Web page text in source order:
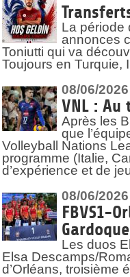
La période
annonces
Toniutti qui va
Toujours en Turquie,
08/06/2026
VNL : Au
Après les
que
Volleyball Nations
programme (Italie,
d’expérience et de
08/06/2026
FBVS1-
Les duos
Elsa Descamps/
d’Orléans, troisième